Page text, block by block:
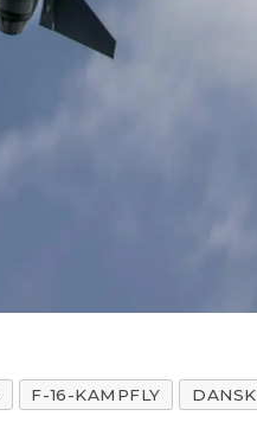
F-16-KAMPFLY DANSK